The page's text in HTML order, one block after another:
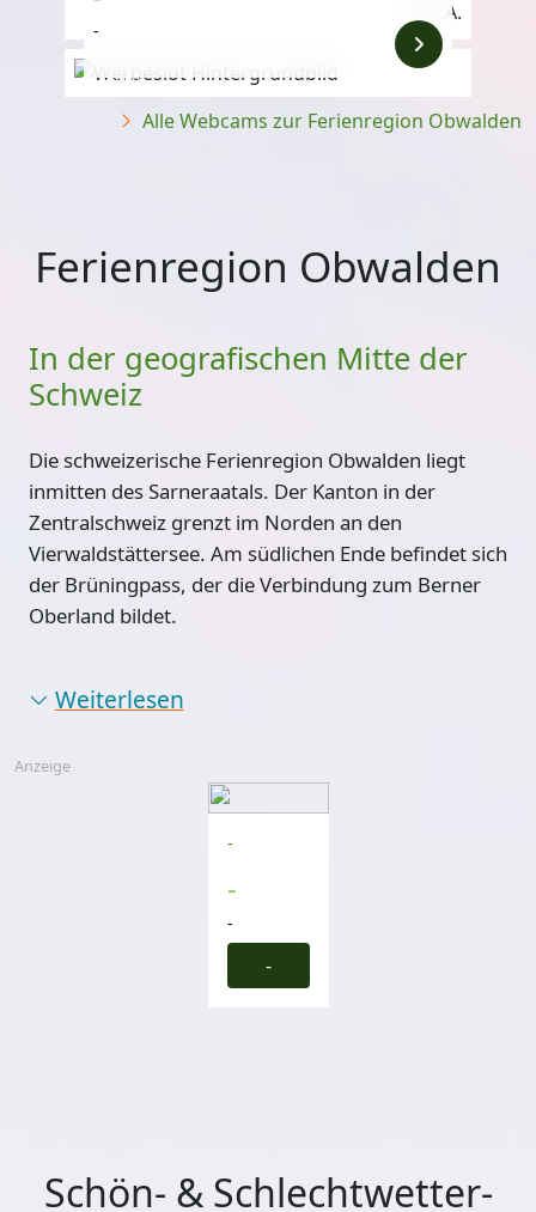
k.A.
Anzeige
-
Alle Webcams zur Ferienregion Obwalden
Ferienregion Obwalden
In der geografischen Mitte der
Schweiz
Die schweizerische Ferienregion Obwalden liegt
inmitten des Sarneraatals. Der Kanton in der
Zentralschweiz grenzt im Norden an den
Vierwaldstättersee. Am südlichen Ende befindet sich
der Brüningpass, der die Verbindung zum Berner
Oberland bildet.
Weiterlesen
Anzeige
-
-
-
-
Schön- & Schlechtwetter-